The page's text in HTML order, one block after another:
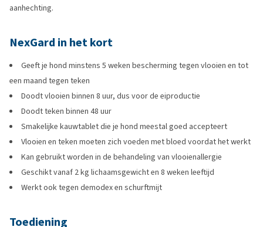
aanhechting.
NexGard in het kort
Geeft je hond minstens 5 weken bescherming tegen vlooien en tot
een maand tegen teken
Doodt vlooien binnen 8 uur, dus voor de eiproductie
Doodt teken binnen 48 uur
Smakelijke kauwtablet die je hond meestal goed accepteert
Vlooien en teken moeten zich voeden met bloed voordat het werkt
Kan gebruikt worden in de behandeling van vlooienallergie
Geschikt vanaf 2 kg lichaamsgewicht en 8 weken leeftijd
Werkt ook tegen demodex en schurftmijt
Toediening